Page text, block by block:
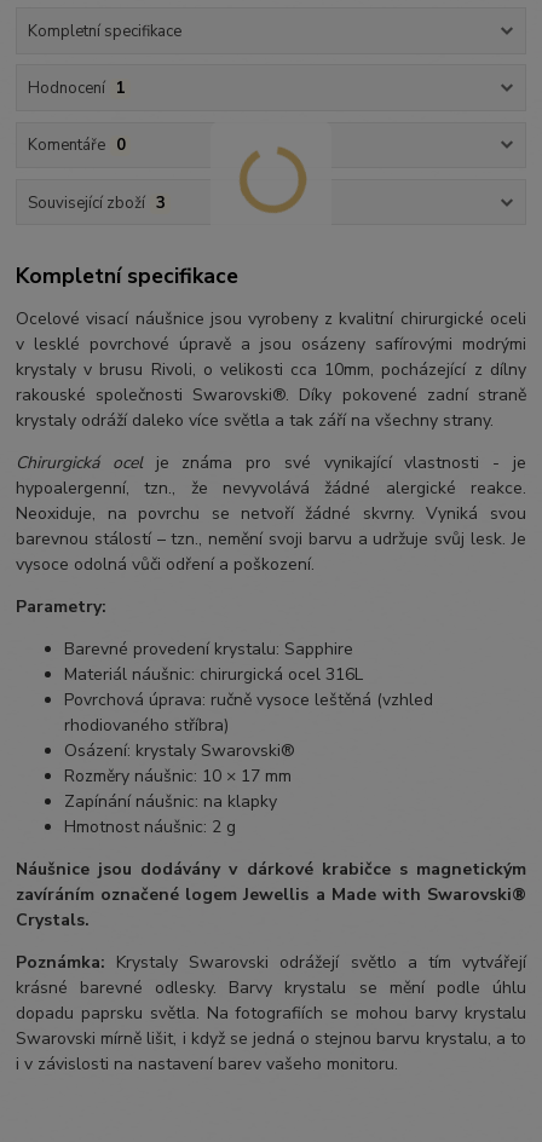
Kompletní specifikace
Hodnocení 1
Komentáře 0
Související zboží 3
Kompletní specifikace
Ocelové visací náušnice jsou vyrobeny z kvalitní chirurgické oceli
v lesklé povrchové úpravě a jsou osázeny safírovými modrými
krystaly v brusu Rivoli, o velikosti cca 10mm, pocházející z dílny
rakouské společnosti Swarovski®. Díky pokovené zadní straně
krystaly odráží daleko více světla a tak září na všechny strany.
Chirurgická ocelje známa pro své vynikající vlastnosti - je
hypoalergenní, tzn., že nevyvolává žádné alergické reakce.
Neoxiduje, na povrchu se netvoří žádné skvrny. Vyniká svou
barevnou stálostí – tzn., nemění svoji barvu a udržuje svůj lesk. Je
vysoce odolná vůči odření a poškození.
Parametry:
Barevné provedení krystalu: Sapphire
Materiál náušnic: chirurgická ocel 316L
Povrchová úprava: ručně vysoce leštěná (vzhled
rhodiovaného stříbra)
Osázení: krystaly Swarovski®
Rozměry náušnic: 10 × 17 mm
Zapínání náušnic: na klapky
Hmotnost náušnic: 2 g
Náušnice jsou dodávány v dárkové krabičce s magnetickým
zavíráním označené logem Jewellis a Made with Swarovski®
Crystals.
Poznámka: Krystaly Swarovski odrážejí světlo a tím vytvářejí
krásné barevné odlesky. Barvy krystalu se mění podle úhlu
dopadu paprsku světla. Na fotografiích se mohou barvy krystalu
Swarovski mírně lišit, i když se jedná o stejnou barvu krystalu, a to
i v závislosti na nastavení barev vašeho monitoru.